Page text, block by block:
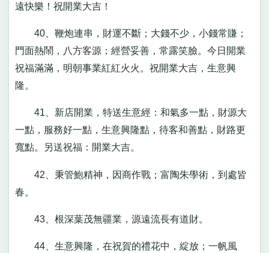
遠快樂！祝開業大吉！
40、鞭炮連串，財運不斷；大錢不少，小錢常賺；
門面熱鬧，八方客源；經營妥善，常露笑臉。今日開業
祝福滿滿，明朝事業紅紅火火。祝開業大吉，生意興
隆。
41、新店開業，特送生意經：和氣多一點，財源大
一點，服務好一點，生意興隆點，待客和善點，財路更
寬點。另送祝福：開業大吉。
42、秉管鮑精神，因商作戰；富陶朱學術，到處皆
春。
43、根深葉茂無疆業，源遠流長有道財。
44、生意興隆，在祝賀的禮花中，綻放；一帆風